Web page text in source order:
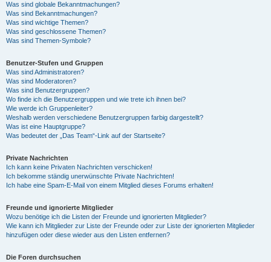
Was sind globale Bekanntmachungen?
Was sind Bekanntmachungen?
Was sind wichtige Themen?
Was sind geschlossene Themen?
Was sind Themen-Symbole?
Benutzer-Stufen und Gruppen
Was sind Administratoren?
Was sind Moderatoren?
Was sind Benutzergruppen?
Wo finde ich die Benutzergruppen und wie trete ich ihnen bei?
Wie werde ich Gruppenleiter?
Weshalb werden verschiedene Benutzergruppen farbig dargestellt?
Was ist eine Hauptgruppe?
Was bedeutet der „Das Team“-Link auf der Startseite?
Private Nachrichten
Ich kann keine Privaten Nachrichten verschicken!
Ich bekomme ständig unerwünschte Private Nachrichten!
Ich habe eine Spam-E-Mail von einem Mitglied dieses Forums erhalten!
Freunde und ignorierte Mitglieder
Wozu benötige ich die Listen der Freunde und ignorierten Mitglieder?
Wie kann ich Mitglieder zur Liste der Freunde oder zur Liste der ignorierten Mitglieder
hinzufügen oder diese wieder aus den Listen entfernen?
Die Foren durchsuchen